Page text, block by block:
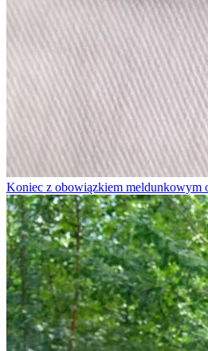
Koniec z obowiązkiem meldunkowym